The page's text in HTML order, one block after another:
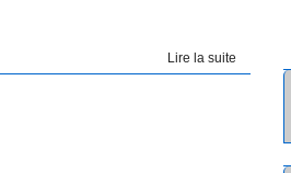
Lire la suite